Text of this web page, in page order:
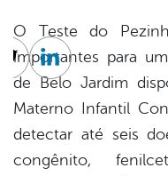
O Teste do
importantes para
de Belo Jardim
Materno Infantil
detectar até seis
congênito,
Twitter
Linkedin